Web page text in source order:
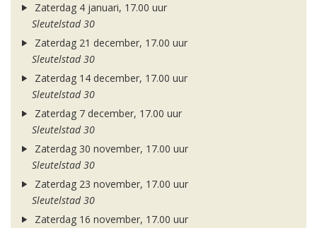
Zaterdag 4 januari, 17.00 uur
Sleutelstad 30
Zaterdag 21 december, 17.00 uur
Sleutelstad 30
Zaterdag 14 december, 17.00 uur
Sleutelstad 30
Zaterdag 7 december, 17.00 uur
Sleutelstad 30
Zaterdag 30 november, 17.00 uur
Sleutelstad 30
Zaterdag 23 november, 17.00 uur
Sleutelstad 30
Zaterdag 16 november, 17.00 uur